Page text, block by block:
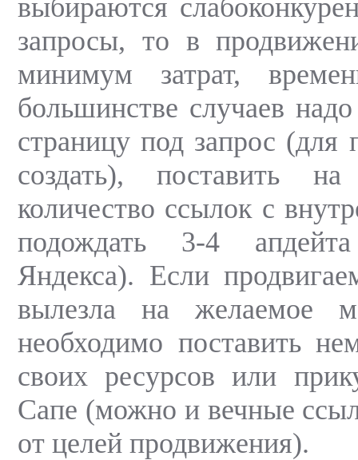
выбираются
запросы, то в
минимум затрат,
большинстве случаев
страницу под запрос (для
создать), поставить
количество ссылок с
подождать 3-4
Яндекса). Если
вылезла на желаемое
необходимо поставить
своих ресурсов или
Сапе (можно и вечные
от целей продвижения).